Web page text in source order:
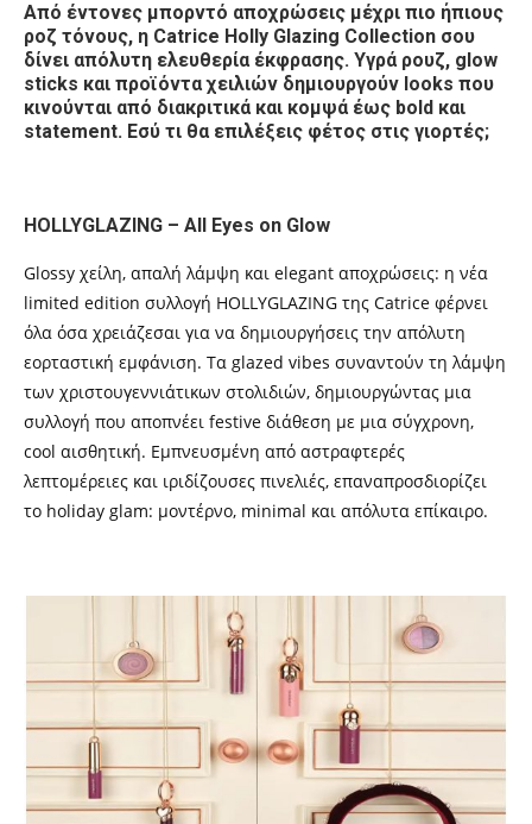
Από έντονες μπορντό αποχρώσεις μέχρι πιο ήπιους
ροζ τόνους, η Catrice Holly Glazing Collection σου
δίνει απόλυτη ελευθερία έκφρασης. Υγρά ρουζ, glow
sticks και προϊόντα χειλιών δημιουργούν looks που
κινούνται από διακριτικά και κομψά έως bold και
statement. Εσύ τι θα επιλέξεις φέτος στις γιορτές;
HOLLYGLAZING – All Eyes on Glow
Glossy χείλη, απαλή λάμψη και elegant αποχρώσεις: η νέα
limited edition συλλογή HOLLYGLAZING της Catrice φέρνει
όλα όσα χρειάζεσαι για να δημιουργήσεις την απόλυτη
εορταστική εμφάνιση. Τα glazed vibes συναντούν τη λάμψη
των χριστουγεννιάτικων στολιδιών, δημιουργώντας μια
συλλογή που αποπνέει festive διάθεση με μια σύγχρονη,
cool αισθητική. Εμπνευσμένη από αστραφτερές
λεπτομέρειες και ιριδίζουσες πινελιές, επαναπροσδιορίζει
το holiday glam: μοντέρνο, minimal και απόλυτα επίκαιρο.